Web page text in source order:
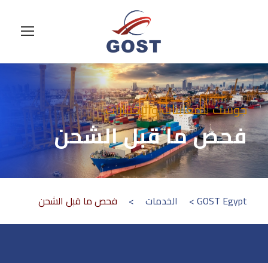
جوست للمعاينات والإختبارات
فحص ما قبل الشحن
GOST Egypt
> الخدمات > فحص ما قبل الشحن